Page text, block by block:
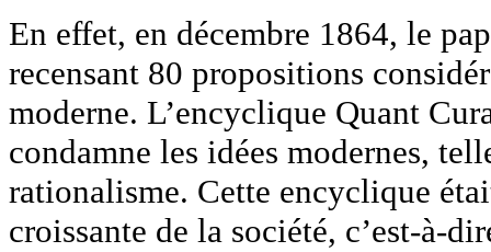
En effet, en décembre 1864, le
recensant 80 propositions
moderne. L’encyclique Quant
condamne les idées modernes,
rationalisme. Cette encyclique
croissante de la société, c’est-à-